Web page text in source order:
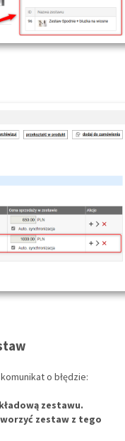
o błędzie:
zestawu.
zestaw z tego